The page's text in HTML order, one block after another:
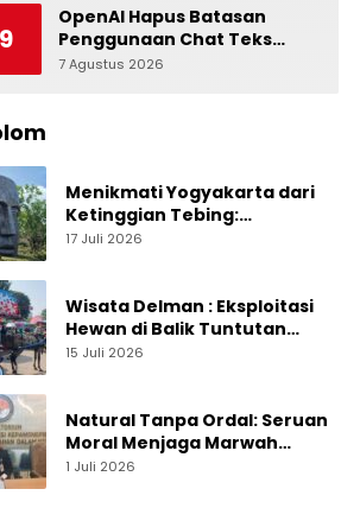
Medan Belawan
9
OpenAI Hapus Batasan
Penggunaan Chat Teks
untuk Akun Gratis ChatGPT
7 Agustus 2026
Menikmati Yogyakarta dari
Ketinggian Tebing:
Menelusuri Pesona On The
17 Juli 2026
Wisata Delman : Eksploitasi
Hewan di Balik Tuntutan
Perut Kusir
15 Juli 2026
Natural Tanpa Ordal: Seruan
Moral Menjaga Marwah
Perguruan Tinggi
1 Juli 2026